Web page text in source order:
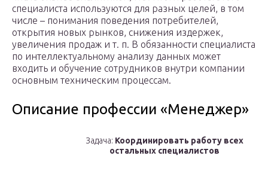
специалиста используются для разных целей, в том
числе – понимания поведения потребителей,
открытия новых рынков, снижения издержек,
увеличения продаж и т. п. В обязанности специалиста
по интеллектуальному анализу данных может
входить и обучение сотрудников внутри компании
основным техническим процессам.
Описание профессии «Менеджер»
Задача: Координировать работу всех
остальных специалистов